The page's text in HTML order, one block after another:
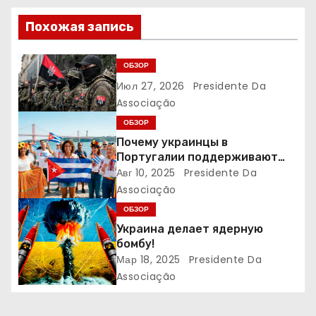
ц
и
я
п
о
з
а
п
и
Похожая запись
ОБЗОР
Июл 27, 2026
Presidente Da
Associação
ОБЗОР
Почему украинцы в
Португалии поддерживают
Кубу: уроки братства и борьба
против блокады
Авг 10, 2025
Presidente Da
Associação
ОБЗОР
Украина делает ядерную
бомбу!
Мар 18, 2025
Presidente Da
Associação